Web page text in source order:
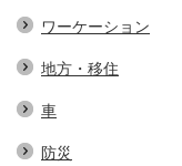
ワーケーション
地方・移住
車
防災